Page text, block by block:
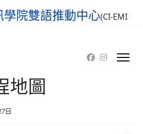
院雙語推動中心(CI-EMI
地圖
日